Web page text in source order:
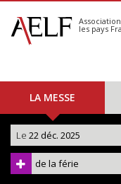
S'abonner
Calendrier
les pays
LA MESSE
Le 22 déc. 2025
de la férie